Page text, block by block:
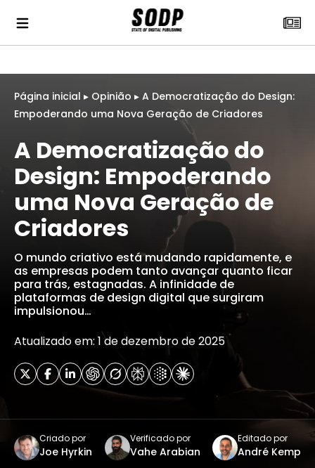
Página inicial ▸ Opinião ▸ A Democratização do Design:
Empoderando uma Nova Geração de Criadores
A Democratização do
Design: Empoderando
uma Nova Geração de
Criadores
O mundo criativo está mudando rapidamente, e
as empresas podem tanto avançar quanto ficar
para trás, estagnadas. A infinidade de
plataformas de design digital que surgiram
impulsionou…
Atualizado em: 1 de dezembro de 2025
Criado por
Joe Hyrkin
Verificado por
Vahe Arabian
Editado por
André Kemp